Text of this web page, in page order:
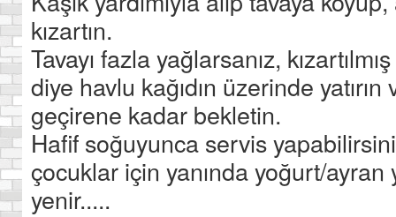
kızartın.
Tavayı fazla yağlarsanız,
diye havlu kağıdın üzerinde yatırın
geçirene kadar bekletin.
Hafif soğuyunca servis
çocuklar için yanında yoğurt/
yenir.....